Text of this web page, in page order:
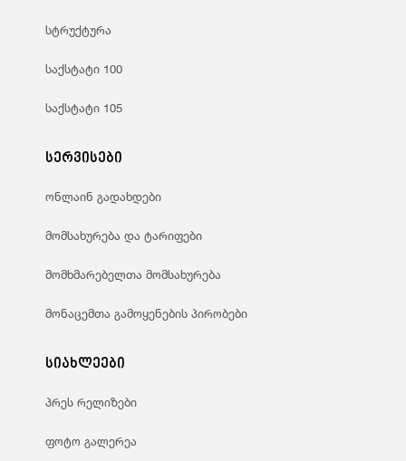
სტრუქტურა
საქსტატი 100
საქსტატი 105
სერვისები
ონლაინ გადახდები
მომსახურება და ტარიფები
მომხმარებელთა მომსახურება
მონაცემთა გამოყენების პირობები
სიახლეები
პრეს რელიზები
ფოტო გალერეა